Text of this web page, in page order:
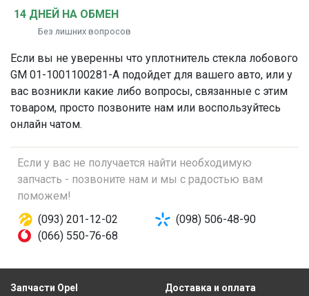
14 ДНЕЙ НА ОБМЕН
Без лишних вопросов
Если вы не уверенны что уплотнитель стекла лобового
GM 01-1001100281-A подойдет для вашего авто, или у
вас возникли какие либо вопросы, связанные с этим
товаром, просто позвоните нам или воспользуйтесь
онлайн чатом.
Если у вас не получается найти необходимую
запчасть - позвоните нам и мы с радостью вам
поможем!
(093) 201-12-02
(098) 506-48-90
(066) 550-76-68
Запчасти Opel Доставка и оплата